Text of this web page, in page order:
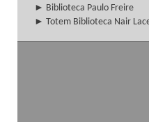
► Biblioteca Paulo Freire
► Totem Biblioteca Nair